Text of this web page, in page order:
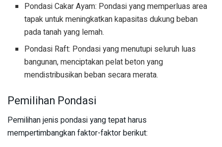
Pondasi Cakar Ayam: Pondasi yang memperluas area
tapak untuk meningkatkan kapasitas dukung beban
pada tanah yang lemah.
Pondasi Raft: Pondasi yang menutupi seluruh luas
bangunan, menciptakan pelat beton yang
mendistribusikan beban secara merata.
Pemilihan Pondasi
Pemilihan jenis pondasi yang tepat harus
mempertimbangkan faktor-faktor berikut: